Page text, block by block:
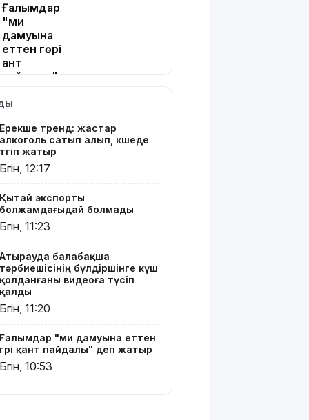
Ғалымдар
"ми
дамуына
еттен гөрі
қант
пайдалы"
ер адам 12
жастағы
алкогольге
зорламақ
болған
жойқын
тайфун:
жүздеген
рейс
тоқтатылды
Испанияның
Сеута
қаласына
Ерекше тренд: жастар
алкоголь сатып алып, көшеде
төгіп жатыр
Бүгін, 12:17
Қытай экспорты
болжамдағыдай болмады
Бүгін, 11:23
Атырауда балабақша
тәрбиешісінің бүлдіршінге күш
қолданғаны видеоға түсіп
қалды
Бүгін, 11:20
Ғалымдар "ми дамуына еттен
гөрі қант пайдалы" деп жатыр
Бүгін, 10:53